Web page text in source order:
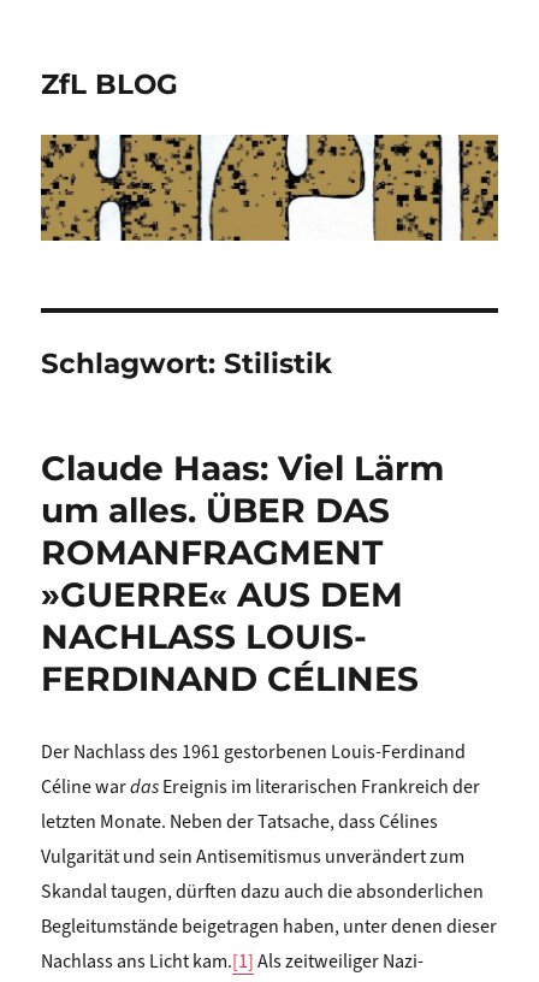
ZfL BLOG
Schlagwort:Stilistik
Claude Haas: Viel Lärm
um alles. ÜBER DAS
ROMANFRAGMENT
»GUERRE« AUS DEM
NACHLASS LOUIS-
FERDINAND CÉLINES
Der Nachlass des 1961 gestorbenen Louis-Ferdinand
Céline wardasEreignis im literarischen Frankreich der
letzten Monate. Neben der Tatsache, dass Célines
Vulgarität und sein Antisemitismus unverändert zum
Skandal taugen, dürften dazu auch die absonderlichen
Begleitumstände beigetragen haben, unter denen dieser
Nachlass ans Licht kam.[1]Als zeitweiliger Nazi-